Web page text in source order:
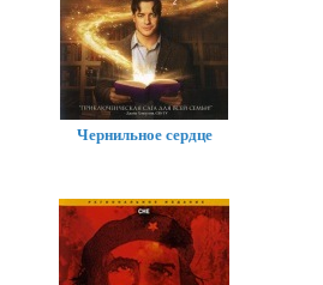
Чернильное сердце